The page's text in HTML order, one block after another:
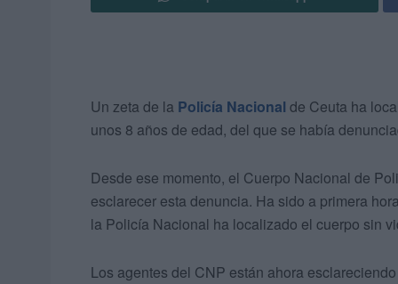
Un zeta de la Policía Nacional de Ceuta ha
unos 8 años de edad, del que se había
Desde ese momento, el Cuerpo Nacional de
esclarecer esta denuncia. Ha sido a primera
la Policía Nacional ha localizado el cuerpo sin
Los agentes del CNP están ahora